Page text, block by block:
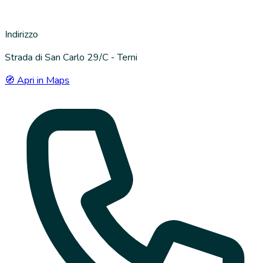
Indirizzo
Strada di San Carlo 29/C - Terni
🧭 Apri in Maps